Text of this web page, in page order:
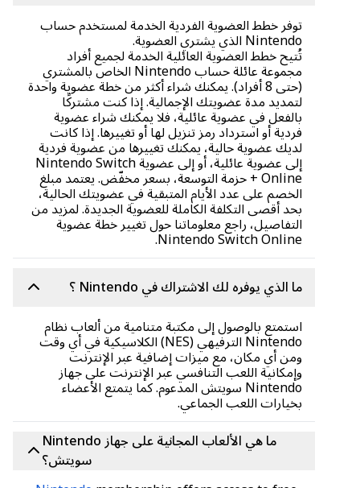
توفر خطط العضوية الفردية الخدمة لمستخدم حساب
Nintendo الذي يشتري العضوية.
تُتيح خطط العضوية العائلية الخدمة لجميع أفراد
مجموعة عائلة حساب Nintendo الخاص بالمشتري
(حتى 8 أفراد). يمكنك شراء أكثر من خطة عضوية واحدة
لتمديد مدة عضويتك الإجمالية. إذا كنت مشتركًا
بالفعل في عضوية عائلية، فلا يمكنك شراء عضوية
فردية أو استرداد رمز تنزيل لها أو تغييرها. إذا كانت
لديك عضوية حالية، يمكنك تغييرها من عضوية فردية
إلى عضوية عائلية، أو إلى عضوية Nintendo Switch
Online + حزمة التوسعة، بسعر مخفّض. يعتمد مبلغ
الخصم على عدد الأيام المتبقية في عضويتك الحالية،
بحد أقصى التكلفة الكاملة للعضوية الجديدة. لمزيد من
التفاصيل، راجع معلوماتنا حول تغيير خطة عضوية
Nintendo Switch Online.
ما الذي يوفره لك الاشتراك في Nintendo ؟
استمتع بالوصول إلى مكتبة متنامية من ألعاب نظام
Nintendo الترفيهي (NES) الكلاسيكية في أي وقت
ومن أي مكان، مع ميزات إضافية عبر الإنترنت
وإمكانية اللعب التنافسي عبر الإنترنت على جهاز
Nintendo سويتش المدعوم. كما يتمتع الأعضاء
بخيارات اللعب الجماعي.
ما هي الألعاب المجانية على جهاز Nintendo
سويتش؟